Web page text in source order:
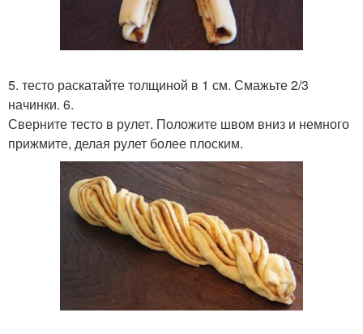
5. тесто раскатайте толщиной в 1 см. Смажьте 2/3
начинки. 6.
Сверните тесто в рулет. Положите швом вниз и немного
прижмите, делая рулет более плоским.